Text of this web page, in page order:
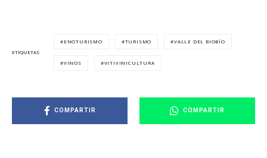
ETIQUETAS
ENOTURISMO TURISMO VALLE DEL BIOBÍO
VINOS VITIVINICULTURA
COMPARTIR COMPARTIR